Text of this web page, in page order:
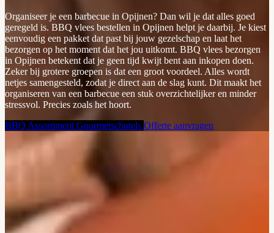
Organiseer je een barbecue in Opijnen? Dan wil je dat alles goed
geregeld is. BBQ vlees bestellen in Opijnen helpt je daarbij. Je kiest
eenvoudig een pakket dat past bij jouw gezelschap en laat het
bezorgen op het moment dat het jou uitkomt. BBQ vlees bezorgen
in Opijnen betekent dat je geen tijd kwijt bent aan inkopen doen.
Zeker bij grotere groepen is dat een groot voordeel. Alles wordt
netjes samengesteld, zodat je direct aan de slag kunt. Dit maakt het
organiseren van een barbecue een stuk overzichtelijker en minder
stressvol. Precies zoals het hoort.
BBQ Assortiment Gourmetschotels Offerte aanvragen